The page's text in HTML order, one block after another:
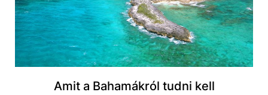
Amit a Bahamákról tudni kell